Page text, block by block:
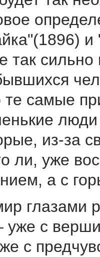
так сильно
те самые
люди
из-за
ли, уже
а с
глазами
уже с
с